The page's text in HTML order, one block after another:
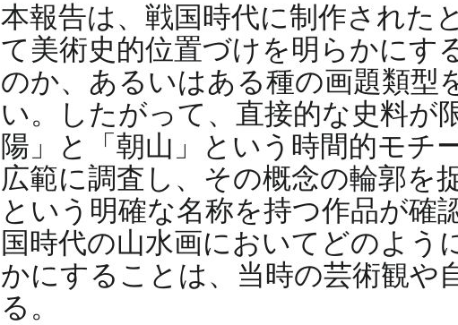
本報告は、戦国時代に制作された
て美術史的位置づけを明らかにす
のか、あるいはある種の画題類型
い。したがって、直接的な史料が
陽」と「朝山」という時間的モチ
広範に調査し、その概念の輪郭を
という明確な名称を持つ作品が
国時代の山水画においてどのよ
かにすることは、当時の芸術観や
る。